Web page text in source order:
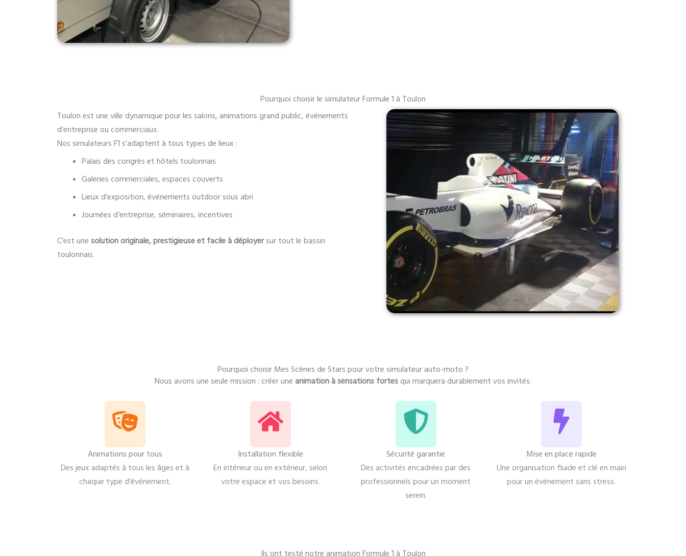
Pourquoi choisir le simulateur Formule 1 à Toulon
Toulon est une ville dynamique pour les salons, animations grand public, événements
d’entreprise ou commerciaux.
Nos simulateurs F1 s’adaptent à tous types de lieux :
Palais des congrès et hôtels toulonnais
Galeries commerciales, espaces couverts
Lieux d’exposition, événements outdoor sous abri
Journées d’entreprise, séminaires, incentives
C’est une solution originale, prestigieuse et facile à déployersur tout le bassin
toulonnais.
Pourquoi choisir Mes Scènes de Stars pour votre simulateur auto-moto ?
Nous avons une seule mission : créer une animation à sensations fortes qui marquera durablement vos invités.
Animations pour tous
Des jeux adaptés à tous les âges et à
chaque type d’événement.
Installation flexible
En intérieur ou en extérieur, selon
votre espace et vos besoins.
Sécurité garantie
Des activités encadrées par des
professionnels pour un moment
serein.
Mise en place rapide
Une organisation fluide et clé en main
pour un événement sans stress.
Ils ont testé notre animation Formule 1 à Toulon